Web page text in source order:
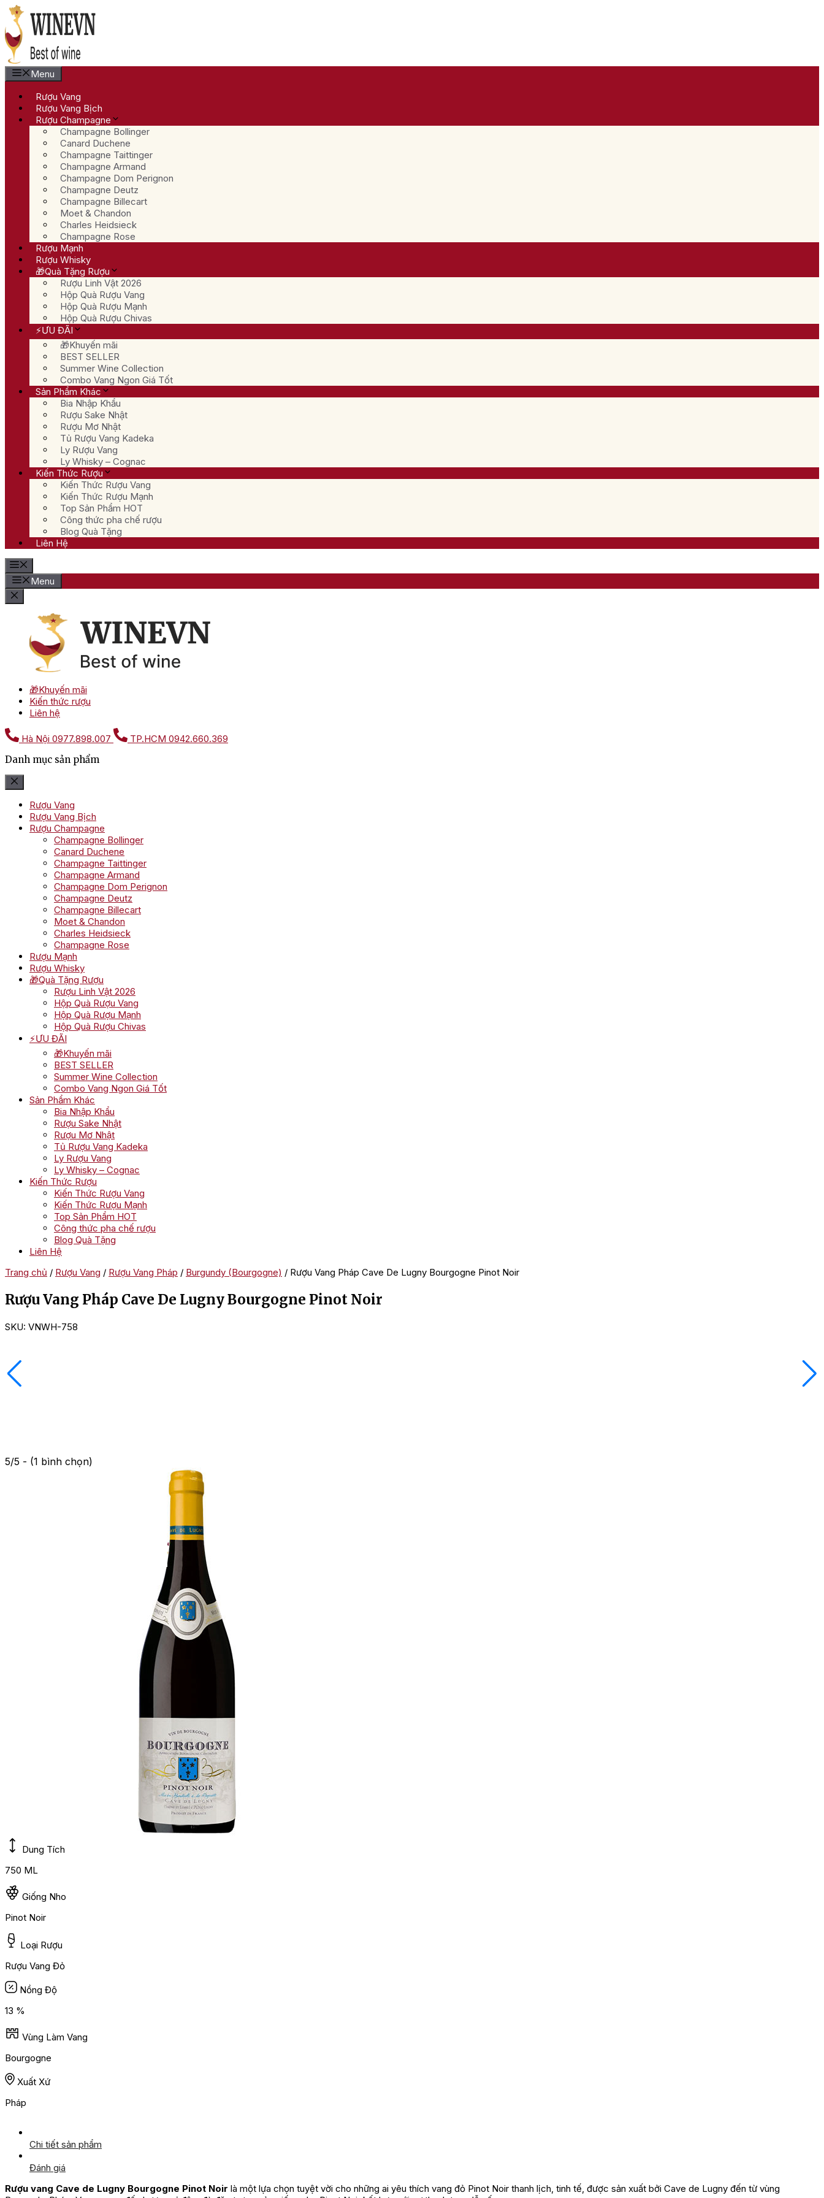
Chuyển
đến
nội
dung
Menu
Rượu Vang
Rượu Vang Bịch
Rượu Champagne
Champagne Bollinger
Canard Duchene
Champagne Taittinger
Champagne Armand
Champagne Dom Perignon
Champagne Deutz
Champagne Billecart
Moet & Chandon
Charles Heidsieck
Champagne Rose
Rượu Mạnh
Rượu Whisky
🎁Quà Tặng Rượu
Rượu Linh Vật 2026
Hộp Quà Rượu Vang
Hộp Quà Rượu Mạnh
Hộp Quà Rượu Chivas
⚡ƯU ĐÃI
🎁Khuyến mãi
BEST SELLER
Summer Wine Collection
Combo Vang Ngon Giá Tốt
Sản Phẩm Khác
Bia Nhập Khẩu
Rượu Sake Nhật
Rượu Mơ Nhật
Tủ Rượu Vang Kadeka
Ly Rượu Vang
Ly Whisky – Cognac
Kiến Thức Rượu
Kiến Thức Rượu Vang
Kiến Thức Rượu Mạnh
Top Sản Phẩm HOT
Công thức pha chế rượu
Blog Quà Tặng
Liên Hệ
Menu
🎁Khuyến mãi
Kiến thức rượu
Liên hệ
Hà Nội 0977.898.007 TP.HCM 0942.660.369
Danh mục sản phẩm
Rượu Vang
Rượu Vang Bịch
Rượu Champagne
Champagne Bollinger
Canard Duchene
Champagne Taittinger
Champagne Armand
Champagne Dom Perignon
Champagne Deutz
Champagne Billecart
Moet & Chandon
Charles Heidsieck
Champagne Rose
Rượu Mạnh
Rượu Whisky
🎁Quà Tặng Rượu
Rượu Linh Vật 2026
Hộp Quà Rượu Vang
Hộp Quà Rượu Mạnh
Hộp Quà Rượu Chivas
⚡ƯU ĐÃI
🎁Khuyến mãi
BEST SELLER
Summer Wine Collection
Combo Vang Ngon Giá Tốt
Sản Phẩm Khác
Bia Nhập Khẩu
Rượu Sake Nhật
Rượu Mơ Nhật
Tủ Rượu Vang Kadeka
Ly Rượu Vang
Ly Whisky – Cognac
Kiến Thức Rượu
Kiến Thức Rượu Vang
Kiến Thức Rượu Mạnh
Top Sản Phẩm HOT
Công thức pha chế rượu
Blog Quà Tặng
Liên Hệ
Trang chủ / Rượu Vang / Rượu Vang Pháp / Burgundy (Bourgogne) / Rượu Vang Pháp Cave De Lugny Bourgogne Pinot Noir
Rượu Vang Pháp Cave De Lugny Bourgogne Pinot Noir
SKU: VNWH-758
5/5 - (1 bình chọn)
Dung Tích
750 ML
Giống Nho
Pinot Noir
Loại Rượu
Rượu Vang Đỏ
Nồng Độ
13 %
Vùng Làm Vang
Bourgogne
Xuất Xứ
Pháp
Chi tiết sản phẩm
Đánh giá
Rượu vang Cave de Lugny Bourgogne Pinot Noir là một lựa chọn tuyệt vời cho những ai yêu thích vang đỏ Pinot Noir thanh lịch, tinh tế, được sản xuất bởi Cave de Lugny đến từ vùng